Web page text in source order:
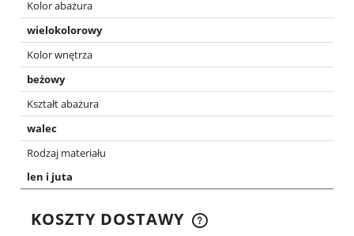
Kolor abażura
wielokolorowy
Kolor wnętrza
beżowy
Kształt abażura
walec
Rodzaj materiału
len i juta
KOSZTY DOSTAWY
CENA NIE ZAWIERA EWENTUALNYCH KOSZTÓW